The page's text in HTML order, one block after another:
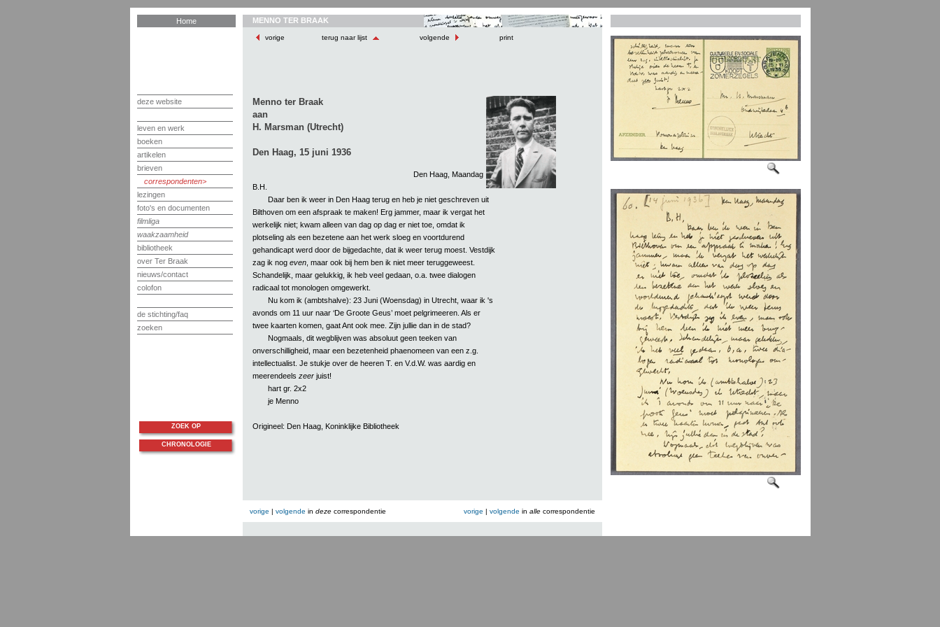
Home
deze website
leven en werk
boeken
artikelen
brieven
correspondenten
lezingen
foto's en documenten
filmliga
waakzaamheid
bibliotheek
over Ter Braak
nieuws/contact
colofon
de stichting/faq
zoeken
MENNO TER BRAAK
vorige terug naar lijst volgende print
Menno ter Braak
aan
H. Marsman (Utrecht)
Den Haag, 15 juni 1936
Den Haag, Maandag
B.H.
Daar ben ik weer in Den Haag terug en heb je niet geschreven uit
Bilthoven om een afspraak te maken! Erg jammer, maar ik vergat het
werkelijk niet; kwam alleen van dag op dag er niet toe, omdat ik
plotseling als een bezetene aan het werk sloeg en voortdurend
gehandicapt werd door de bijgedachte, dat ik weer terug moest. Vestdijk
zag ik nog even, maar ook bij hem ben ik niet meer teruggeweest.
Schandelijk, maar gelukkig, ik heb veel gedaan, o.a. twee dialogen
radicaal tot monologen omgewerkt.
Nu kom ik (ambtshalve): 23 Juni (Woensdag) in Utrecht, waar ik 's
avonds om 11 uur naar ‘De Groote Geus’ moet pelgrimeeren. Als er
twee kaarten komen, gaat Ant ook mee. Zijn jullie dan in de stad?
Nogmaals, dit wegblijven was absoluut geen teeken van
onverschilligheid, maar een bezetenheid phaenomeen van een z.g.
intellectualist. Je stukje over de heeren T. en V.d.W. was aardig en
meerendeels zeerjuist!
hart gr. 2x2
je Menno
Origineel: Den Haag, Koninklijke Bibliotheek
vorige | volgende in dezecorrespondentie vorige | volgende in allecorrespondentie
ZOEK OP
CHRONOLOGIE